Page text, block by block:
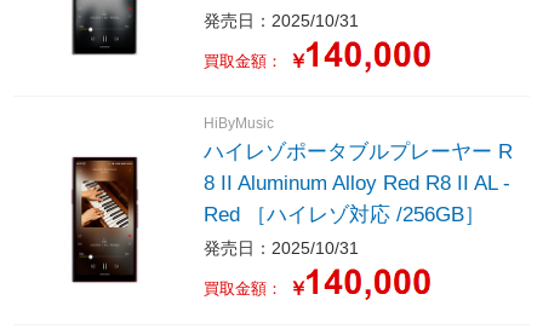
B］
発売日：2025/10/31
買取金額： ￥
HiByMusic
ハイレゾポータブルプレーヤー R
8 II Aluminum Alloy Red R8 II AL -
Red ［ハイレゾ対応 /256GB］
発売日：2025/10/31
買取金額： ￥